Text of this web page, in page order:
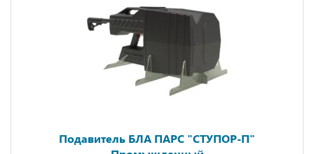
Подавитель БЛА ПАРС "СТУПОР-П"